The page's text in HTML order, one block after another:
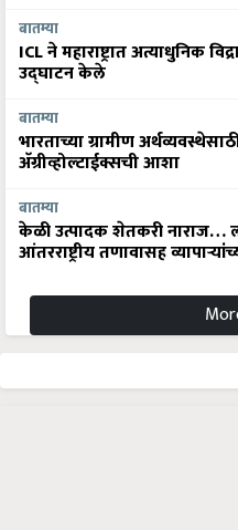
बातम्या
ICL ने महाराष्ट्रात अत्याधुनिक
उद्घाटन केले
बातम्या
भारताच्या ग्रामीण
अ‍ॅग्रीव्होल्टाईक्सची आशा
बातम्या
केळी उत्पादक शेतकरी नाराज…
आंतरराष्ट्रीय तणावासह